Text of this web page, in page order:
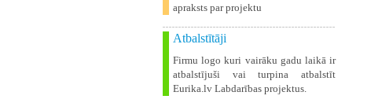
apraksts par projektu
Atbalstītāji
Firmu logo kuri vairāku gadu laikā ir
atbalstījuši vai turpina atbalstīt
Eurika.lv Labdarības projektus.